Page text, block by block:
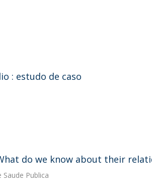
: estudo de caso
do we know about their
Publica